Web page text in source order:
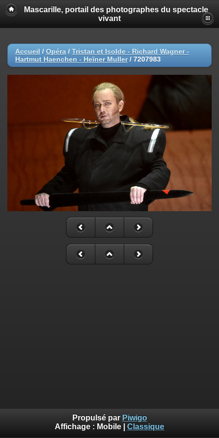
Mascarille, portail des photographes du spectacle
vivant
Accueil / Opéra / Tristan et Isolde - Richard Wagner -
Hartmut Haenchen - Heïner Muller/ 7207983
Propulsé par Piwigo
Affichage : Mobile Classique